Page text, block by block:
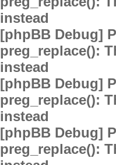
instead
[phpBB Debug]
preg_replace():
instead
[phpBB Debug]
preg_replace():
instead
[phpBB Debug]
preg_replace():